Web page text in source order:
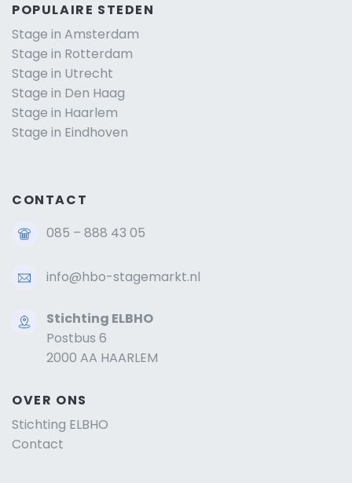
POPULAIRE STEDEN
Stage in Amsterdam
Stage in Rotterdam
Stage in Utrecht
Stage in Den Haag
Stage in Haarlem
Stage in Eindhoven
CONTACT
085 – 888 43 05
info@hbo-stagemarkt.nl
Stichting ELBHO
Postbus 6
2000 AA HAARLEM
OVER ONS
Stichting ELBHO
Contact